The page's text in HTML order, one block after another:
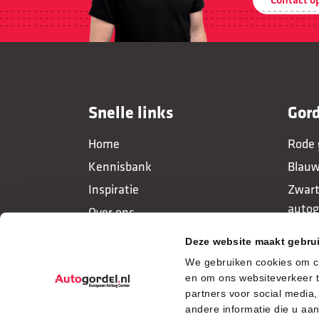
Deze website maakt
We gebruiken cookies om
en om ons websiteverkeer
partners voor social
andere informatie die u
Snelle links
Home
Kennisbank
Inspiratie
Over ons